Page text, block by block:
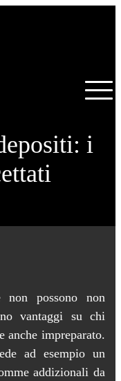
i
possono non
vantaggi su chi
anche impreparato.
ad esempio un
addizionali da